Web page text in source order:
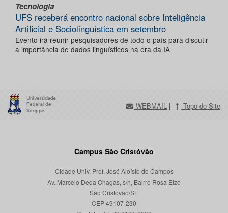
Tecnologia
UFS receberá encontro nacional sobre Inteligência
Artificial e Sociolinguística em setembro
Evento irá reunir pesquisadores de todo o país para discutir
a importância de dados linguísticos na era da IA
WEBMAIL | Topo do Site
Campus São Cristóvão
Cidade Univ. Prof. José Aloísio de Campos
Av. Marcelo Deda Chagas, s/n, Bairro Rosa Elze
São Cristóvão/SE
CEP 49107-230